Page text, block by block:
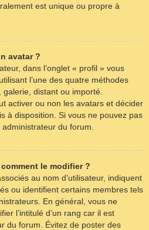
est unique ou propre à
avatar ?
dans l’onglet « profil » vous
l’une des quatre méthodes
galerie, distant ou importé.
activer ou non les avatars et décider
à disposition. Si vous ne pouvez pas
administrateur du forum.
le modifier ?
au nom d’utilisateur, indiquent
ou identifient certains membres tels
En général, vous ne
l’intitulé d’un rang car il est
du forum. Évitez de poster des